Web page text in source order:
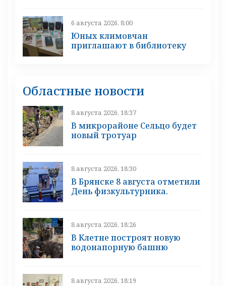
6 августа 2026, 8:00
Юных климовчан
приглашают в библиотеку
Областные новости
8 августа 2026, 18:37
В микрорайоне Сельцо будет
новый тротуар
8 августа 2026, 18:30
В Брянске 8 августа отметили
День физкультурника.
8 августа 2026, 18:26
В Клетне построят новую
водонапорную башню
8 августа 2026, 18:19